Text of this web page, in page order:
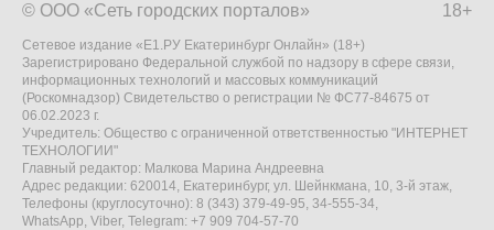
18+
© ООО «Сеть городских порталов»
Сетевое издание «Е1.РУ Екатеринбург Онлайн» (18+)
Зарегистрировано Федеральной службой по надзору в сфере связи,
информационных технологий и массовых коммуникаций
(Роскомнадзор) Свидетельство о регистрации № ФС77-84675 от
06.02.2023 г.
Учредитель: Общество с ограниченной ответственностью "ИНТЕРНЕТ
ТЕХНОЛОГИИ"
Главный редактор: Малкова Марина Андреевна
Адрес редакции: 620014, Екатеринбург, ул. Шейнкмана, 10, 3-й этаж,
Телефоны (круглосуточно): 8 (343) 379-49-95, 34-555-34,
WhatsApp, Viber, Telegram: +7 909 704-57-70